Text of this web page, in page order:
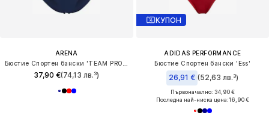
ARENA
37,90 €(74,13 лв.³)
КУПОН
ADIDAS PERFORMANCE
Бюстие Спортен бански 'Ess'
26,91 € (52,63 лв.³)
Първоначално: 34,90 €
Последна най-ниска цена:16,90 €